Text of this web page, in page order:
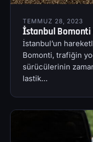
TEMMUZ 28, 2023
İstanbul Bomonti
İstanbul’un
Bomonti, trafiğin
sürücülerinin
lastik…